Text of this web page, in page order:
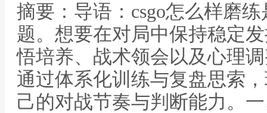
摘要：导语：csgo怎么样磨
题。想要在对局中保持稳定
悟培养、战术领会以及心理
通过体系化训练与复盘思索
己的对战节奏与判断能力。